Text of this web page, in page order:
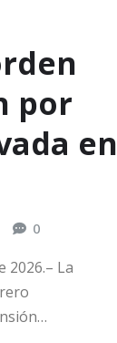
por
en
0
2026.– La